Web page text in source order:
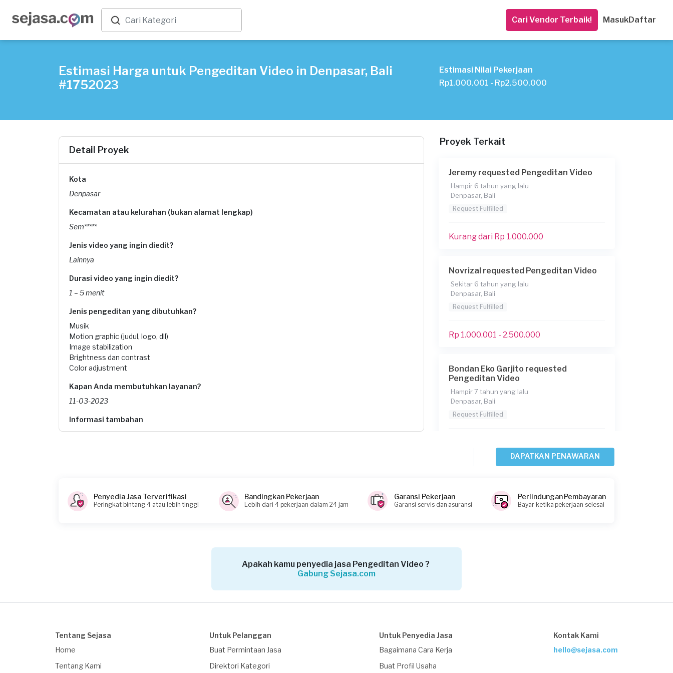
Cari Vendor Terbaik! MasukDaftar
Estimasi Harga untuk Pengeditan Video in Denpasar, Bali
#1752023
Estimasi Nilai Pekerjaan
Rp1.000.001 - Rp2.500.000
Detail Proyek
Kota
Denpasar
Kecamatan atau kelurahan (bukan alamat lengkap)
Sem*****
Jenis video yang ingin diedit?
Lainnya
Durasi video yang ingin diedit?
1 – 5 menit
Jenis pengeditan yang dibutuhkan?
Musik
Motion graphic (judul, logo, dll)
Image stabilization
Brightness dan contrast
Color adjustment
Kapan Anda membutuhkan layanan?
11-03-2023
Informasi tambahan
Proyek Terkait
Jeremy requested Pengeditan Video
Hampir 6 tahun yang lalu
Denpasar, Bali
Request Fulfilled
Kurang dari Rp 1.000.000
Novrizal requested Pengeditan Video
Sekitar 6 tahun yang lalu
Denpasar, Bali
Request Fulfilled
Rp 1.000.001 - 2.500.000
Bondan Eko Garjito requested
Pengeditan Video
Hampir 7 tahun yang lalu
Denpasar, Bali
Request Fulfilled
DAPATKAN PENAWARAN
Penyedia Jasa Terverifikasi
Peringkat bintang 4 atau lebih tinggi
Bandingkan Pekerjaan
Lebih dari 4 pekerjaan dalam 24 jam
Garansi Pekerjaan
Garansi servis dan asuransi
Perlindungan Pembayaran
Bayar ketika pekerjaan selesai
Apakah kamu penyedia jasa Pengeditan Video ?
Gabung Sejasa.com
Tentang Sejasa
Home
Tentang Kami
Untuk Pelanggan
Buat Permintaan Jasa
Direktori Kategori
Untuk Penyedia Jasa
Bagaimana Cara Kerja
Buat Profil Usaha
Kontak Kami
hello@sejasa.com